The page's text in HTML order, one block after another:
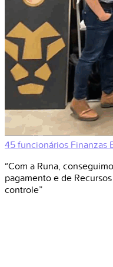
45 funcionários Finanzas
“Com a Runa,
pagamento e de
controle”